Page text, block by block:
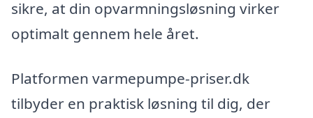
sikre, at din opvarmningsløsning virker
optimalt gennem hele året.
Platformen varmepumpe-priser.dk
tilbyder en praktisk løsning til dig, der